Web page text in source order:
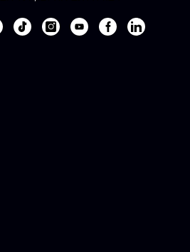
לעמוד הלינקדאין של מכללת אפקה
לעמוד הפייסבוק של מכללת אפקה
לעמוד היוטיוב של מכללת אפקה
לעמוד האינסטגרם של
לעמוד